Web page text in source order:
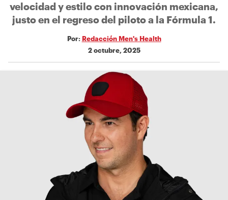
velocidad y estilo con innovación mexicana,
justo en el regreso del piloto a la Fórmula 1.
Por: Redacción Men's Health
2 octubre, 2025